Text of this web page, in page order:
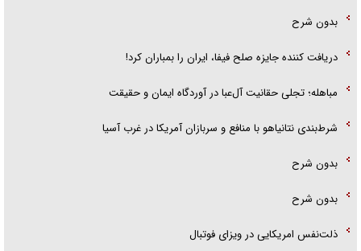
بدون شرح
دریافت کننده جایزه صلح فیفا، ایران را بمباران کرد!
مباهله؛ تجلی حقانیت آل‌عبا در آوردگاه ایمان و حقیقت
شرط‌بندی نتانیاهو با منافع و سربازان آمریکا در غرب آسیا
بدون شرح
بدون شرح
ذلت‌نفس امریکایی در ویزای فوتبال